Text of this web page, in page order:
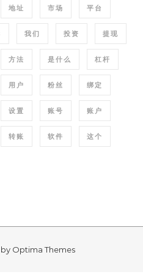
地址 市场 平台
我们 投资 提现
方法 是什么 杠杆
用户 粉丝 绑定
设置 账号 账户
转账 软件 这个
Optima Themes